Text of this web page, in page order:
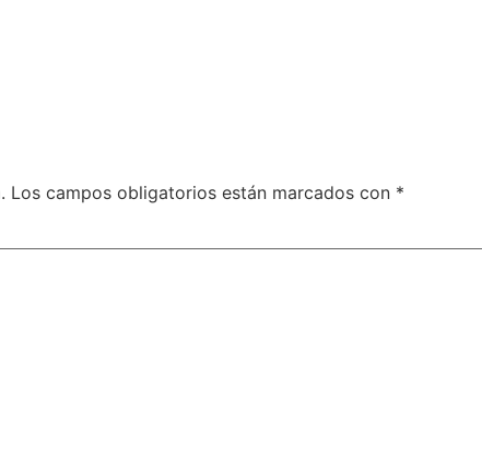
Los campos obligatorios están marcados con *